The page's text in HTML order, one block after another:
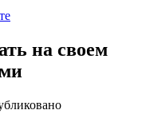
на своем